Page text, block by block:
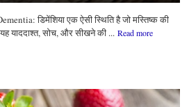
डिमेंशिया एक ऐसी स्थिति है जो मस्तिष्क की
यह याददाश्त, सोच, और सीखने की ... Read more